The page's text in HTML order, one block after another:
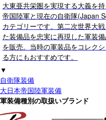
大東亜共栄圏を実現する大義を
帝国陸軍と現在の自衛隊(Japan
カテゴリーです。第二次世界大
た装備品を忠実に再現した軍装
を販売。当時の軍装品をコレク
る方にもおすすめです。
▼
自衛隊装備
大日本帝国陸軍装備
軍装備種別の取扱いブランド